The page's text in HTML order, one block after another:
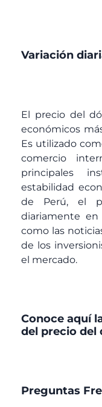
Variación
El precio del
económicos
Es utilizado
comercio
principales
estabilidad
de Perú, el
diariamente
como las
de los
el mercado.
Conoce aquí
del precio del
Preguntas